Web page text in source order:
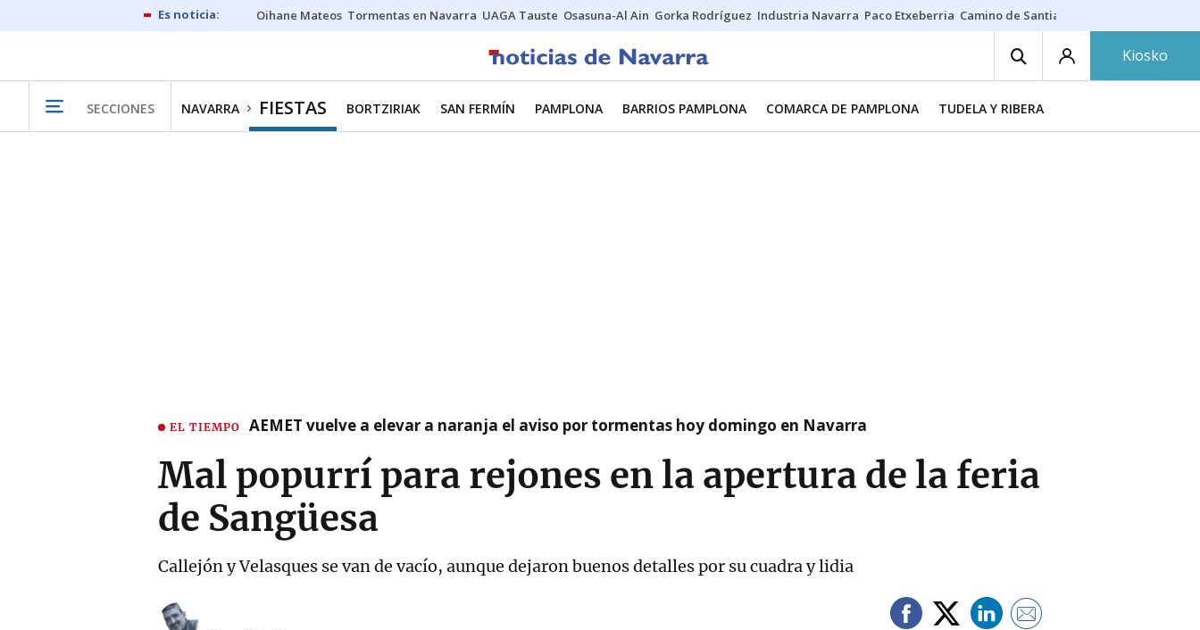
Oihane Mateos Tormentas en Navarra UAGA Tauste Osasuna-Al Ain Gorka Rodríguez Industria Navarra Paco Etxeberria Camino de Santiago
Kiosko
SECCIONES NAVARRA FIESTAS BORTZIRIAK SAN FERMÍN PAMPLONA BARRIOS PAMPLONA COMARCA DE PAMPLONA TUDELA Y RIBERA
EL TIEMPO AEMET vuelve a elevar a naranja el aviso por tormentas hoy domingo en Navarra
Mal popurrí para rejones en la apertura de la feria
de Sangüesa
Callejón y Velasques se van de vacío, aunque dejaron buenos detalles por su cuadra y lidia